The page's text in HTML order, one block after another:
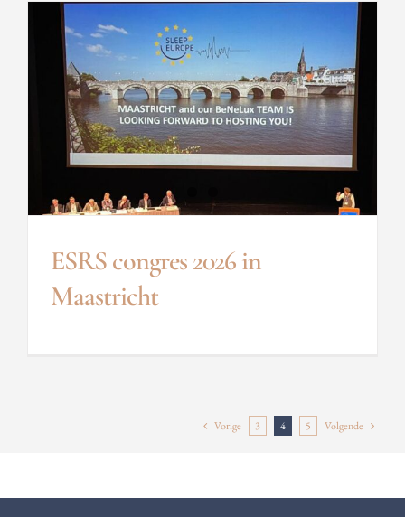
ESRS congres 2026 in
Maastricht
Vorige 3 4 5 Volgende